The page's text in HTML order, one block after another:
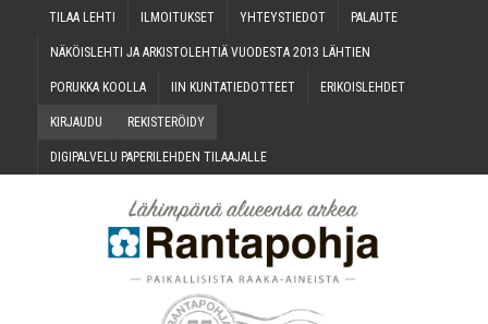
TILAA LEH­TI ILMOI­TUK­SET YHTEYS­TIE­DOT PALAU­TE
NÄKÖIS­LEH­TI JA ARKIS­TO­LEH­TIÄ VUO­DES­TA 2013 LÄHTIEN
PORUK­KA KOOLLA IIN KUN­TA­TIE­DOT­TEET ERI­KOIS­LEH­DET
KIR­JAU­DU REKIS­TE­RÖI­DY
DIGI­PAL­VE­LU PAPE­RI­LEH­DEN TILAAJALLE